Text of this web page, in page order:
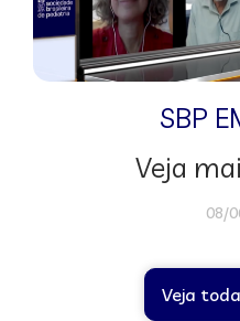
SBP
Veja
08/
Veja